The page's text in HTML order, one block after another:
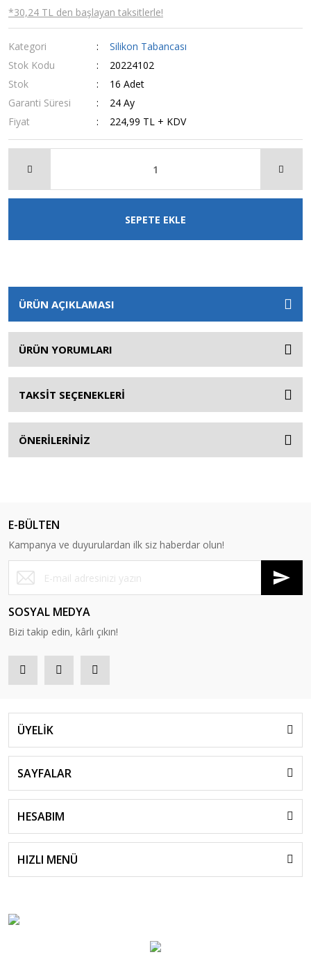
*30,24 TL den başlayan taksitlerle!
Kategori
Silikon Tabancası
Stok Kodu
20224102
Stok
16 Adet
Garanti Süresi
24 Ay
Fiyat
224,99 TL + KDV
SEPETE EKLE
ÜRÜN AÇIKLAMASI
ÜRÜN YORUMLARI
TAKSİT SEÇENEKLERİ
ÖNERİLERİNİZ
E-BÜLTEN
Kampanya ve duyurulardan ilk siz haberdar olun!
SOSYAL MEDYA
Bizi takip edin, kârlı çıkın!
ÜYELİK
SAYFALAR
HESABIM
HIZLI MENÜ